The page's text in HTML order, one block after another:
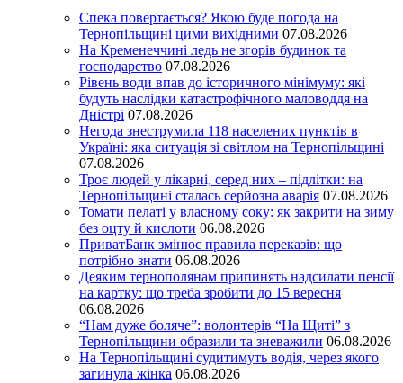
Спека повертається? Якою буде погода на
Тернопільщині цими вихідними 07.08.2026
На Кременеччині ледь не згорів будинок та
господарство 07.08.2026
Рівень води впав до історичного мінімуму: які
будуть наслідки катастрофічного маловоддя на
Дністрі 07.08.2026
Негода знеструмила 118 населених пунктів в
Україні: яка ситуація зі світлом на Тернопільщині
07.08.2026
Троє людей у лікарні, серед них – підлітки: на
Тернопільщині сталась серйозна аварія 07.08.2026
Томати пелаті у власному соку: як закрити на зиму
без оцту й кислоти 06.08.2026
ПриватБанк змінює правила переказів: що
потрібно знати 06.08.2026
Деяким тернополянам припинять надсилати пенсії
на картку: що треба зробити до 15 вересня
06.08.2026
“Нам дуже боляче”: волонтерів “На Щиті” з
Тернопільщини образили та зневажили 06.08.2026
На Тернопільщині судитимуть водія, через якого
загинула жінка 06.08.2026